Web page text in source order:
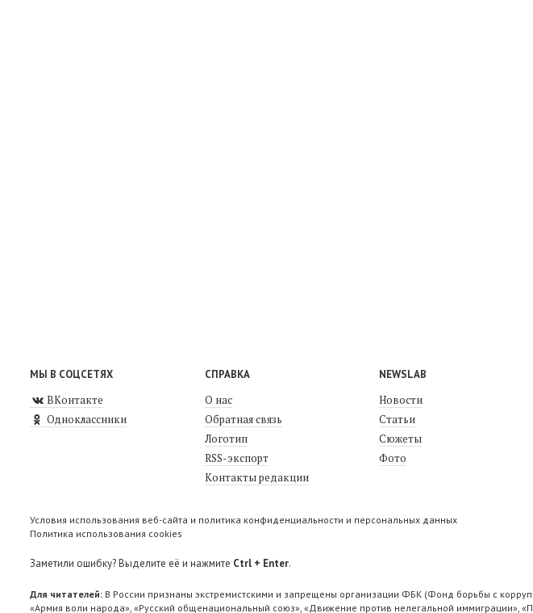
МЫ В СОЦСЕТЯХ
ВКонтакте
Одноклассники
СПРАВКА
О нас
Обратная связь
Логотип
RSS-экспорт
Контакты редакции
NEWSLAB
Новости
Статьи
Сюжеты
Фото
Условия использования веб-сайта и политика конфиденциальности и персональных данных
Политика использования cookies
Заметили ошибку? Выделите её и нажмите Ctrl + Enter.
Для читателей: В России признаны экстремистскими и запрещены организации ФБК (Фонд борьбы с
«Армия воли народа», «Русский общенациональный союз», «Движение против нелегальной иммиграции»,